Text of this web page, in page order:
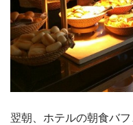
翌朝、ホテルの朝食バフ